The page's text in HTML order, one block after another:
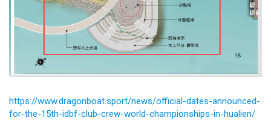
https://www.dragonboat.sport/news/official-dates-announced-
for-the-15th-idbf-club-crew-world-championships-in-hualien/